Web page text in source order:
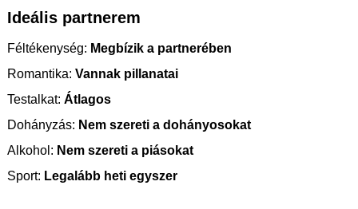
Ideális partnerem
Féltékenység: Megbízik a partnerében
Romantika: Vannak pillanatai
Testalkat: Átlagos
Dohányzás: Nem szereti a dohányosokat
Alkohol: Nem szereti a piásokat
Sport: Legalább heti egyszer